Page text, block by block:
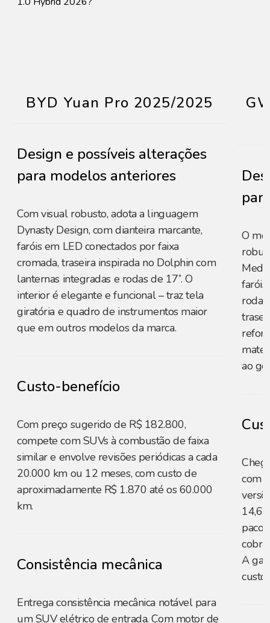
BYD Yuan Pro 2025/2025
Design e possíveis alterações
para modelos anteriores
Com visual robusto, adota a linguagem
Dynasty Design, com dianteira marcante,
faróis em LED conectados por faixa
cromada, traseira inspirada no Dolphin com
lanternas integradas e rodas de 17’’. O
interior é elegante e funcional – traz tela
giratória e quadro de instrumentos maior
que em outros modelos da marca.
Custo-benefício
Com preço sugerido de R$ 182.800,
compete com SUVs à combustão de faixa
similar e envolve revisões periódicas a cada
20.000 km ou 12 meses, com custo de
aproximadamente R$ 1.870 até os 60.000
km.
Consistência mecânica
Entrega consistência mecânica notável para
um SUV elétrico de entrada. Com motor de
O
faróis
ao
com
A